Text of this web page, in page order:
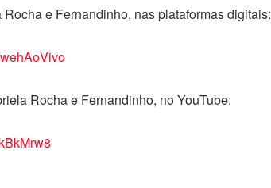
e Fernandinho, nas plataformas digitais:
Rocha e Fernandinho, no YouTube: